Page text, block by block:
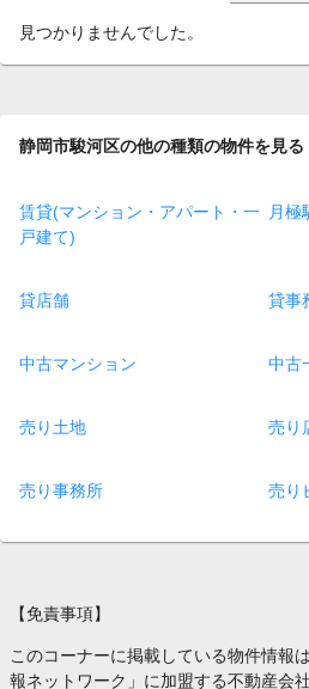
見つかりませんでした。
静岡市駿河区の他の種類の物件を見る
賃貸(マンション・アパート・一
戸建て)
月極
貸店舗 貸事
中古マンション 中古
売り土地 売り
売り事務所 売り
【免責事項】
このコーナーに掲載している物件情報
報ネットワーク」に加盟する不動産会